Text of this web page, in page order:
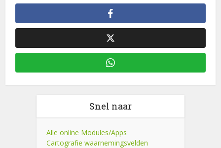
Snel naar
Alle online Modules/Apps
Cartografie waarnemingsvelden